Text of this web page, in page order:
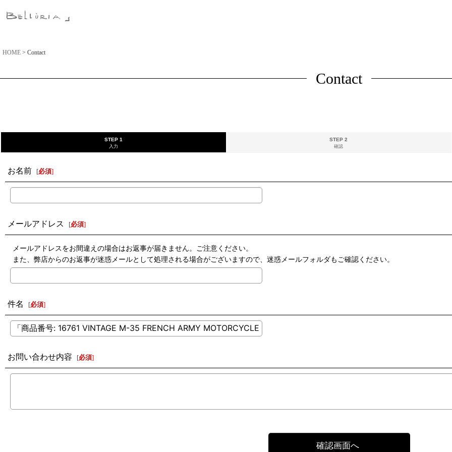
HOME > Contact
Contact
STEP 1
入力
STEP 2
確認
お名前 [必須]
メールアドレス [必須]
メールアドレスをお間違えの場合はお返事が届きません。ご注意ください。
また、弊店からのお返事が迷惑メールとして処理される場合がございますので、迷惑メールフォルダもご確認ください。
件名 [必須]
お問い合わせ内容 [必須]
確認画面へ